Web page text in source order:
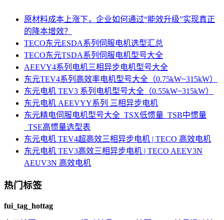
原材料成本上涨下，企业如何通过“能效升级”实现真正
的降本增效？
TECO东元ESDA系列伺服电机选型汇总
TECO东元TSDA系列伺服电机型号大全
AEEVY4系列电机三相异步电机型号大全
东元TEV4系列高效率电机型号大全（0.75kW~315kW）
东元电机 TEV3 系列电机型号大全（0.55kW~315kW）
东元电机 AEEVYY系列 三相异步电机
东元精电伺服电机型号大全_TSX低惯量_TSB中惯量
_TSE高惯量选型表
东元电机 TEV4超高效三相异步电机 | TECO 高效电机
东元电机 TEV3高效三相异步电机 | TECO AEEV3N
AEUV3N 高效电机
热门标签
fui_tag_hottag